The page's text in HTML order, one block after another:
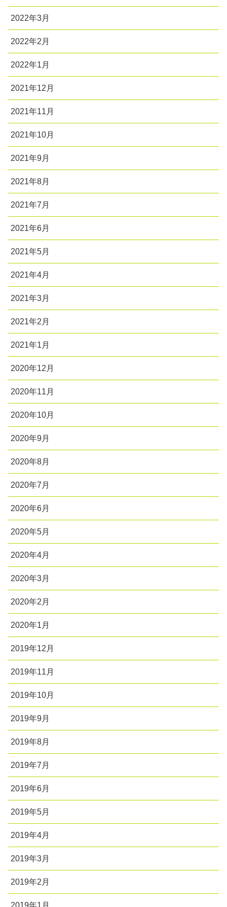
2022年3月
2022年2月
2022年1月
2021年12月
2021年11月
2021年10月
2021年9月
2021年8月
2021年7月
2021年6月
2021年5月
2021年4月
2021年3月
2021年2月
2021年1月
2020年12月
2020年11月
2020年10月
2020年9月
2020年8月
2020年7月
2020年6月
2020年5月
2020年4月
2020年3月
2020年2月
2020年1月
2019年12月
2019年11月
2019年10月
2019年9月
2019年8月
2019年7月
2019年6月
2019年5月
2019年4月
2019年3月
2019年2月
2019年1月